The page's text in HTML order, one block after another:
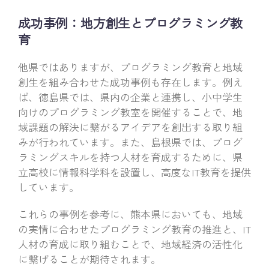
成功事例：地方創生とプログラミング教
育
他県ではありますが、プログラミング教育と地域
創生を組み合わせた成功事例も存在します。例え
ば、徳島県では、県内の企業と連携し、小中学生
向けのプログラミング教室を開催することで、地
域課題の解決に繋がるアイデアを創出する取り組
みが行われています。また、島根県では、プログ
ラミングスキルを持つ人材を育成するために、県
立高校に情報科学科を設置し、高度なIT教育を提供
しています。
これらの事例を参考に、熊本県においても、地域
の実情に合わせたプログラミング教育の推進と、IT
人材の育成に取り組むことで、地域経済の活性化
に繋げることが期待されます。